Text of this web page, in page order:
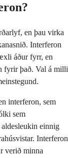
en þau virka
Interferon
áður fyrr, en
fyrir það. Val á milli
interferon, sem
sem
einnig
Interferon
verið minna